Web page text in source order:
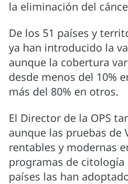
la eliminación del
De los 51 países y
ya han introducido la
aunque la cobertura
desde menos del 10%
más del 80% en otros.
El Director de la OPS
aunque las pruebas de
rentables y modernas
programas de citología
países las han